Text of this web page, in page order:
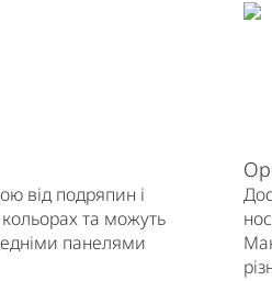
від подряпин і
та можуть
панелями